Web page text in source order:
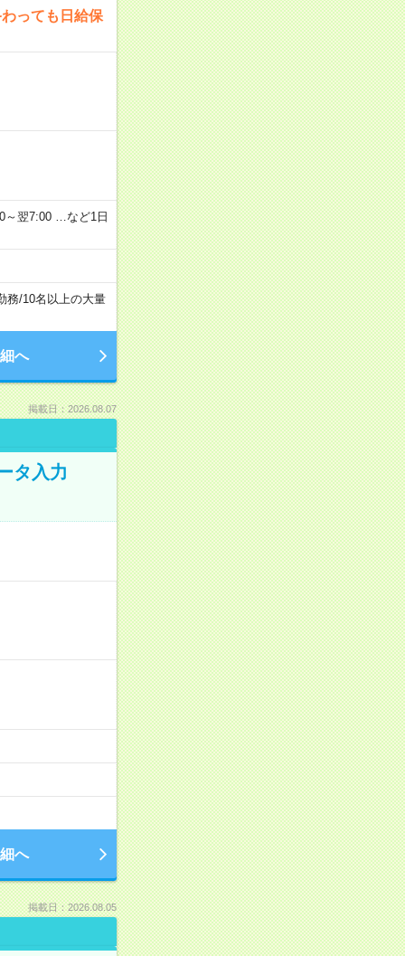
っても日給保
～翌7:00 …など1日
務/10名以上の大量
へ
掲載日：2026.08.07
タ入力
へ
掲載日：2026.08.05